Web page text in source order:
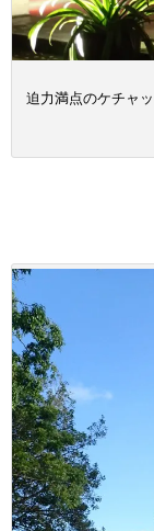
迫力満点のケチャ